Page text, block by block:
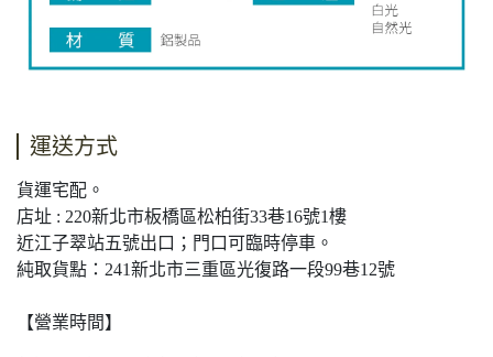
運送方式
貨運宅配。
店址 : 220新北市板橋區松柏街33巷16號1樓
近江子翠站五號出口；門口可臨時停車。
純取貨點：241新北市三重區光復路一段99巷12號
【營業時間】